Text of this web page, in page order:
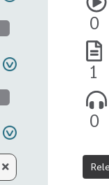
0
1
0